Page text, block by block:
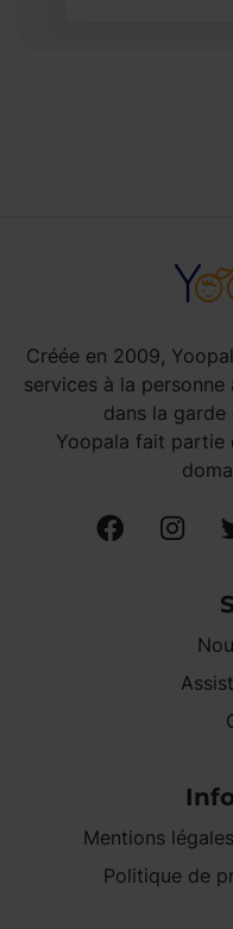
Créée en 2009,
services à la
dans la garde
Yoopala fait partie
Mentions
Politique de